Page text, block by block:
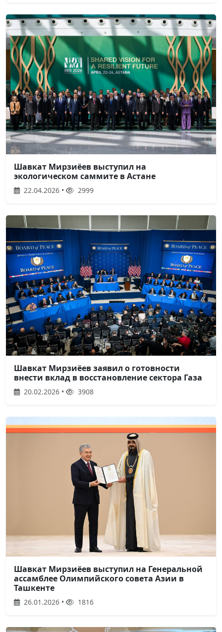
Шавкат Мирзиёев выступил на
экологическом саммите в Астане
22.04.2026 • 2999
Шавкат Мирзиёев заявил о готовности
внести вклад в восстановление сектора Газа
20.02.2026 • 3908
Шавкат Мирзиёев выступил на Генеральной
ассамблее Олимпийского совета Азии в
Ташкенте
26.01.2026 • 1816